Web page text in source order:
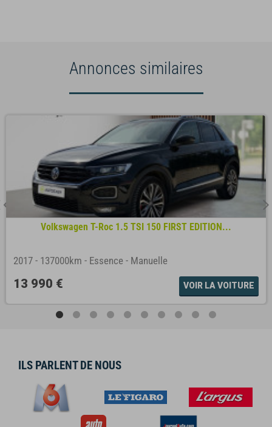
Annonces similaires
Volkswagen T-Roc 1.5 TSI 150 FIRST EDITION...
2017 - 137000km - Essence - Manuelle
13 990 € VOIR LA VOITURE
ILS PARLENT DE NOUS